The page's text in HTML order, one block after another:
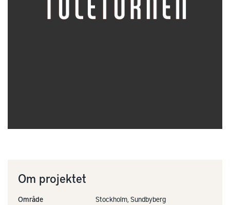
Om projektet
Område
Stockholm, Sundbyberg